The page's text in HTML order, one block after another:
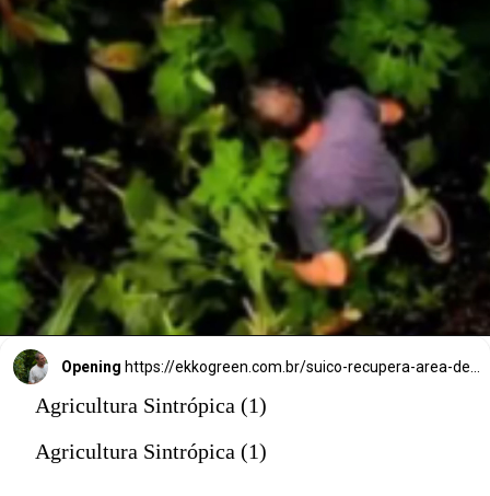
Piraí do Norte, na
Bahia.
Opening
Agricultura Sintrópica (1)
Agricultura Sintrópica (1)